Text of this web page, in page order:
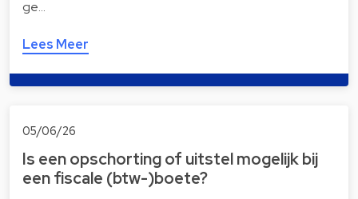
ge…
Lees Meer
05/06/26
Is een opschorting of uitstel mogelijk bij
een fiscale (btw-)boete?